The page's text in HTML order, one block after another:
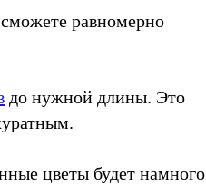
сможете равномерно
до нужной длины. Это
цветы будет намного